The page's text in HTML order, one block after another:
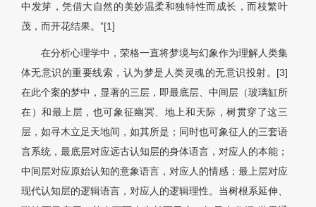
中发芽，凭借大自然的美妙温柔和独特性而成长，而枝繁叶
茂，而开花结果。”[1]
在分析心理学中，荣格一直将梦境与幻象作为理解人类集
体无意识的重要线索，认为梦是人类灵魂的无意识投射。[3]
在此个案的梦中，显著的三层，即最底层、中间层（玻璃缸所
在）和最上层，也可象征幽冥、地上和天际，树贯穿了这三
层，如寻木立足天地间，如其所是；同时也可象征人的三套语
言系统，最底层对应远古认知层的身体语言，对应人的本能；
中间层对应原始认知的意象语言，对应人的情感；最上层对应
现代认知层的逻辑语言，对应人的逻辑理性。当树根系延伸、